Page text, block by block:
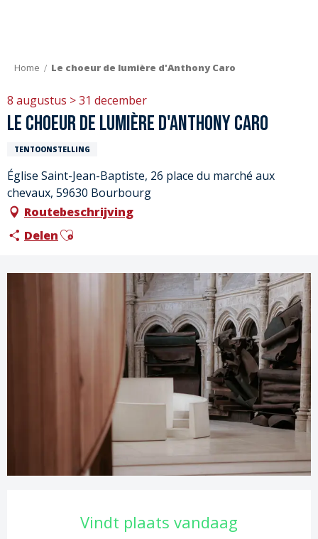
Home Le choeur de lumière d'Anthony Caro
8 augustus > 31 december
Le choeur de lumière d'Anthony Caro
TENTOONSTELLING
Église Saint-Jean-Baptiste, 26 place du marché aux
chevaux, 59630 Bourbourg
Routebeschrijving
DelenAjouter aux favoris
Openingstijden en
Vindt plaats vandaag